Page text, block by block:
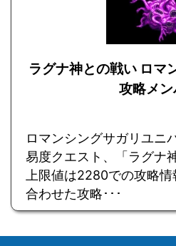
ラグナ神との戦い ロマ
攻略メン
ロマンシングサガリユニ
易度クエスト、「ラグナ
上限値は2280での攻略
合わせた攻略･･･